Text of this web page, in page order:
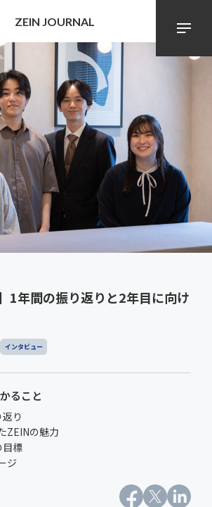
ZEIN JOURNAL
1年間の振り返りと2年目に向け
インタビュー
ること
り
ZEINの魅力
目標
ジ